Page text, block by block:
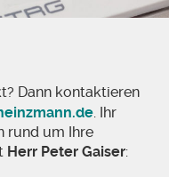
Dann kontaktieren
. Ihr
rund um Ihre
Herr Peter Gaiser: